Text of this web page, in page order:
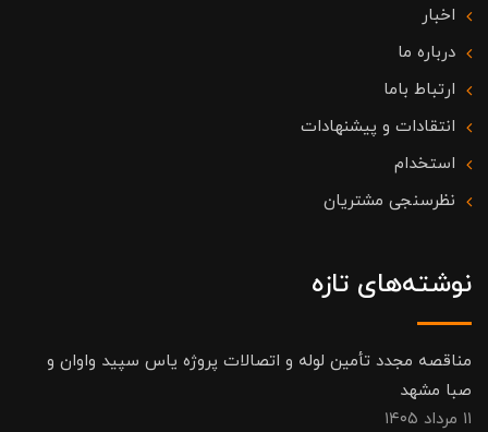
اخبار
درباره ما
ارتباط باما
انتقادات و پیشنهادات
استخدام
نظرسنجی مشتریان
نوشته‌های تازه
مناقصه مجدد تأمین لوله و اتصالات پروژه یاس سپید واوان و
صبا مشهد
۱۱ مرداد ۱۴۰۵